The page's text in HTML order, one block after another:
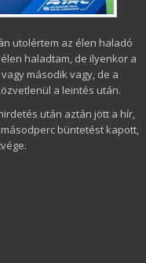
utolértem az élen haladó
haladtam, de ilyenkor a
második vagy, de a
a leintés után.
után aztán jött a hír,
büntetést kapott,